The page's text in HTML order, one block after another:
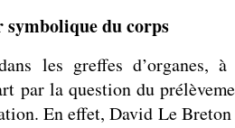
du corps
les greffes d’organes,
par la question du
En effet, David Le